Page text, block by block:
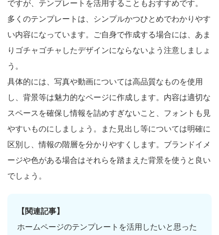
ですが、テンプレートを活用することもおすすめです。
多くのテンプレートは、シンプルかつひとめでわかりやす
い内容になっています。ご自身で作成する場合には、あま
りゴチャゴチャしたデザインにならないよう注意しましょ
う。
具体的には、写真や動画については高品質なものを使用
し、背景等は魅力的なページに作成します。内容は適切な
スペースを確保し情報を詰めすぎないこと、フォントも見
やすいものにしましょう。また見出し等については明確に
区別し、情報の階層を分かりやすくします。ブランドイメ
ージや色がある場合はそれらを踏まえた背景を使うと良い
でしょう。
【関連記事】
ホームページのテンプレートを活用したいと思った